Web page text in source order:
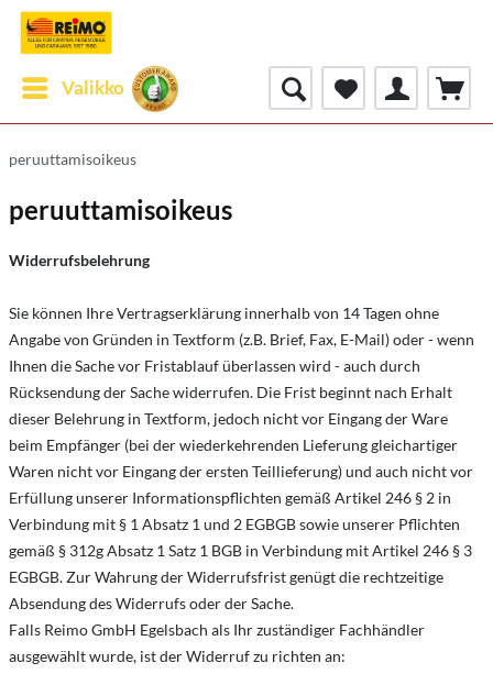
Valikko
peruuttamisoikeus
peruuttamisoikeus
Widerrufsbelehrung
Sie können Ihre Vertragserklärung innerhalb von 14 Tagen ohne
Angabe von Gründen in Textform (z.B. Brief, Fax, E-Mail) oder - wenn
Ihnen die Sache vor Fristablauf überlassen wird - auch durch
Rücksendung der Sache widerrufen. Die Frist beginnt nach Erhalt
dieser Belehrung in Textform, jedoch nicht vor Eingang der Ware
beim Empfänger (bei der wiederkehrenden Lieferung gleichartiger
Waren nicht vor Eingang der ersten Teillieferung) und auch nicht vor
Erfüllung unserer Informationspflichten gemäß Artikel 246 § 2 in
Verbindung mit § 1 Absatz 1 und 2 EGBGB sowie unserer Pflichten
gemäß § 312g Absatz 1 Satz 1 BGB in Verbindung mit Artikel 246 § 3
EGBGB. Zur Wahrung der Widerrufsfrist genügt die rechtzeitige
Absendung des Widerrufs oder der Sache.
Falls Reimo GmbH Egelsbach als Ihr zuständiger Fachhändler
ausgewählt wurde, ist der Widerruf zu richten an: